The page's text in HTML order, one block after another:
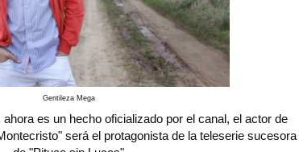
Gentileza Mega
ahora es un hecho oficializado por el canal, el actor de
será el protagonista de la teleserie sucesora